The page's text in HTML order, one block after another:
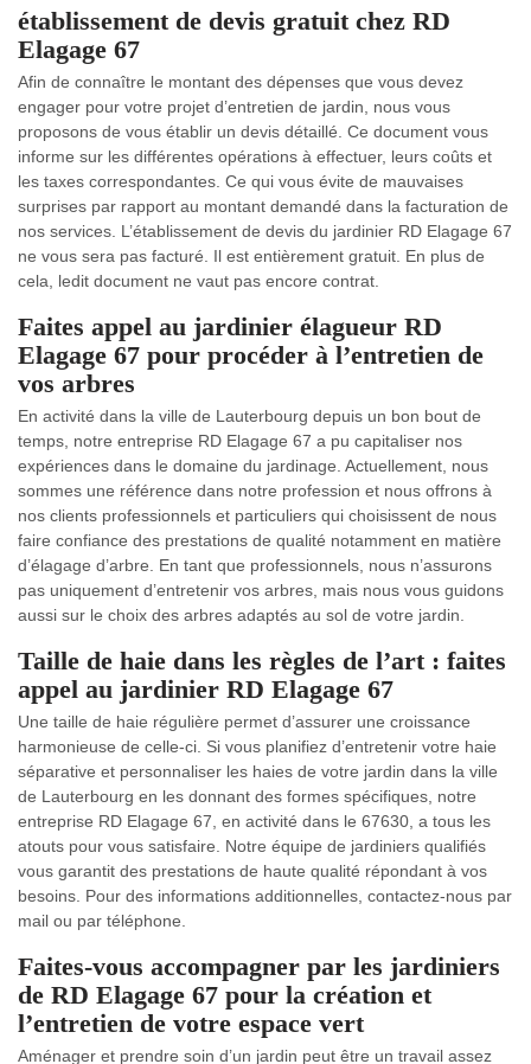
établissement de devis gratuit chez RD
Elagage 67
Afin de connaître le montant des dépenses que vous devez
engager pour votre projet d’entretien de jardin, nous vous
proposons de vous établir un devis détaillé. Ce document vous
informe sur les différentes opérations à effectuer, leurs coûts et
les taxes correspondantes. Ce qui vous évite de mauvaises
surprises par rapport au montant demandé dans la facturation de
nos services. L’établissement de devis du jardinier RD Elagage 67
ne vous sera pas facturé. Il est entièrement gratuit. En plus de
cela, ledit document ne vaut pas encore contrat.
Faites appel au jardinier élagueur RD
Elagage 67 pour procéder à l’entretien de
vos arbres
En activité dans la ville de Lauterbourg depuis un bon bout de
temps, notre entreprise RD Elagage 67 a pu capitaliser nos
expériences dans le domaine du jardinage. Actuellement, nous
sommes une référence dans notre profession et nous offrons à
nos clients professionnels et particuliers qui choisissent de nous
faire confiance des prestations de qualité notamment en matière
d’élagage d’arbre. En tant que professionnels, nous n’assurons
pas uniquement d’entretenir vos arbres, mais nous vous guidons
aussi sur le choix des arbres adaptés au sol de votre jardin.
Taille de haie dans les règles de l’art : faites
appel au jardinier RD Elagage 67
Une taille de haie régulière permet d’assurer une croissance
harmonieuse de celle-ci. Si vous planifiez d’entretenir votre haie
séparative et personnaliser les haies de votre jardin dans la ville
de Lauterbourg en les donnant des formes spécifiques, notre
entreprise RD Elagage 67, en activité dans le 67630, a tous les
atouts pour vous satisfaire. Notre équipe de jardiniers qualifiés
vous garantit des prestations de haute qualité répondant à vos
besoins. Pour des informations additionnelles, contactez-nous par
mail ou par téléphone.
Faites-vous accompagner par les jardiniers
de RD Elagage 67 pour la création et
l’entretien de votre espace vert
Aménager et prendre soin d’un jardin peut être un travail assez